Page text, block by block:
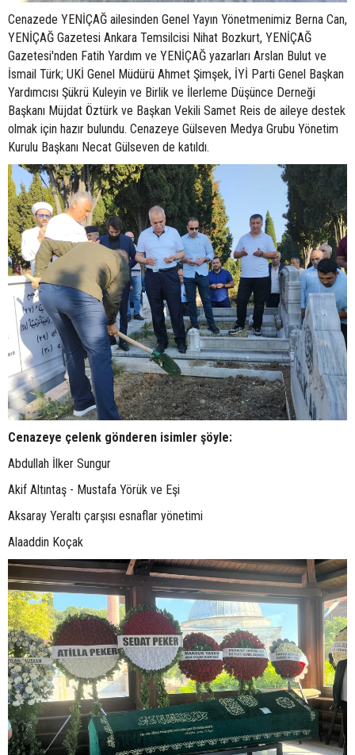
Cenazede YENİÇAĞ ailesinden Genel Yayın Yönetmenimiz Berna Can,
YENİÇAĞ Gazetesi Ankara Temsilcisi Nihat Bozkurt, YENİÇAĞ
Gazetesi'nden Fatih Yardım ve YENİÇAĞ yazarları Arslan Bulut ve
İsmail Türk; UKİ Genel Müdürü Ahmet Şimşek, İYİ Parti Genel Başkan
Yardımcısı Şükrü Kuleyin ve Birlik ve İlerleme Düşünce Derneği
Başkanı Müjdat Öztürk ve Başkan Vekili Samet Reis de aileye destek
olmak için hazır bulundu. Cenazeye Gülseven Medya Grubu Yönetim
Kurulu Başkanı Necat Gülseven de katıldı.
Cenazeye çelenk gönderen isimler şöyle:
Abdullah İlker Sungur
Akif Altıntaş - Mustafa Yörük ve Eşi
Aksaray Yeraltı çarşısı esnaflar yönetimi
Alaaddin Koçak